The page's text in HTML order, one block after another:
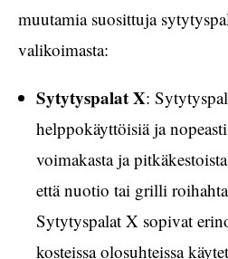
muutamia suosittuja
valikoimasta:
Sytytyspalat X:
helppokäyttöisiä ja
voimakasta ja
että nuotio tai grilli
Sytytyspalat X sopivat
kosteissa olosuhteissa